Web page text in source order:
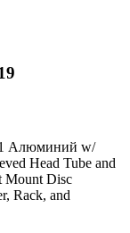
Алюминий w/
Head Tube and
Mount Disc
Rack, and